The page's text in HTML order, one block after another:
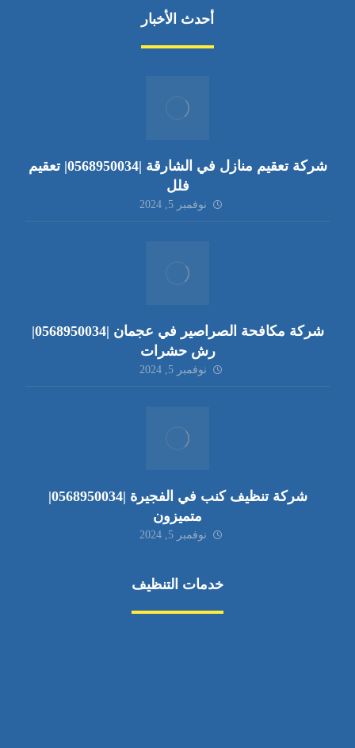
أحدث الأخبار
شركة تعقيم منازل في الشارقة |0568950034| تعقيم
فلل
نوفمبر 5, 2024
شركة مكافحة الصراصير في عجمان |0568950034|
رش حشرات
نوفمبر 5, 2024
شركة تنظيف كنب في الفجيرة |0568950034|
متميزون
نوفمبر 5, 2024
خدمات التنظيف